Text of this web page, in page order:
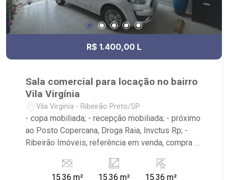
R$ 1.400,00 L
Sala comercial para locação no bairro
Vila Virgínia
Vila Virginia - Ribeirão Preto/SP
- copa mobiliada; - recepção mobiliada; - próximo
ao Posto Copercana, Droga Raia, Invctus Rp; -
Ribeirão Imóveis, referência em venda, compra e
afinal Somos e Vivemos Ribeirão: - funcionários
15.36 m² 15.36 m² 15.36 m²